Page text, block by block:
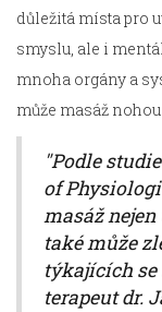
důležitá místa pro
smyslu, ale i
mnoha orgány a
může masáž
"Podle
of
masáž
také může
týkajících se
terapeut dr.